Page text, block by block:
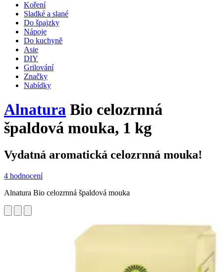
Koření
Sladké a slané
Do špajzky
Nápoje
Do kuchyně
Asie
DIY
Grilování
Značky
Nabídky
Alnatura Bio celozrnná
špaldová mouka, 1 kg
Vydatná aromatická celozrnná mouka!
4 hodnocení
Alnatura Bio celozrnná špaldová mouka